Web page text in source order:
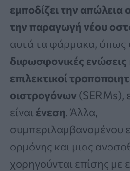
εμποδίζει την απώλεια
την παραγωγή νέου
αυτά τα φάρμακα, όπως
διφωσφονικές ενώσεις
επιλεκτικοί
οιστρογόνων (SERMs),
είναι ένεση. Άλλα,
συμπεριλαμβανομένου
ορμόνης και μιας
χορηγούνται επίσης με